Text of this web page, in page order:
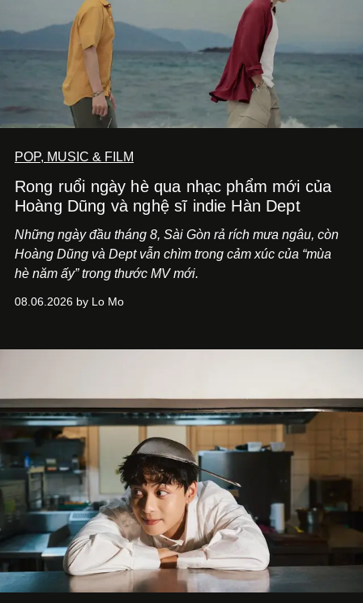
POP, MUSIC & FILM
Rong ruổi ngày hè qua nhạc phẩm mới của
Hoàng Dũng và nghệ sĩ indie Hàn Dept
Những ngày đầu tháng 8, Sài Gòn rả rích mưa ngâu, còn
Hoàng Dũng và Dept vẫn chìm trong cảm xúc của “mùa
hè năm ấy” trong thước MV mới.
08.06.2026 by Lo Mo